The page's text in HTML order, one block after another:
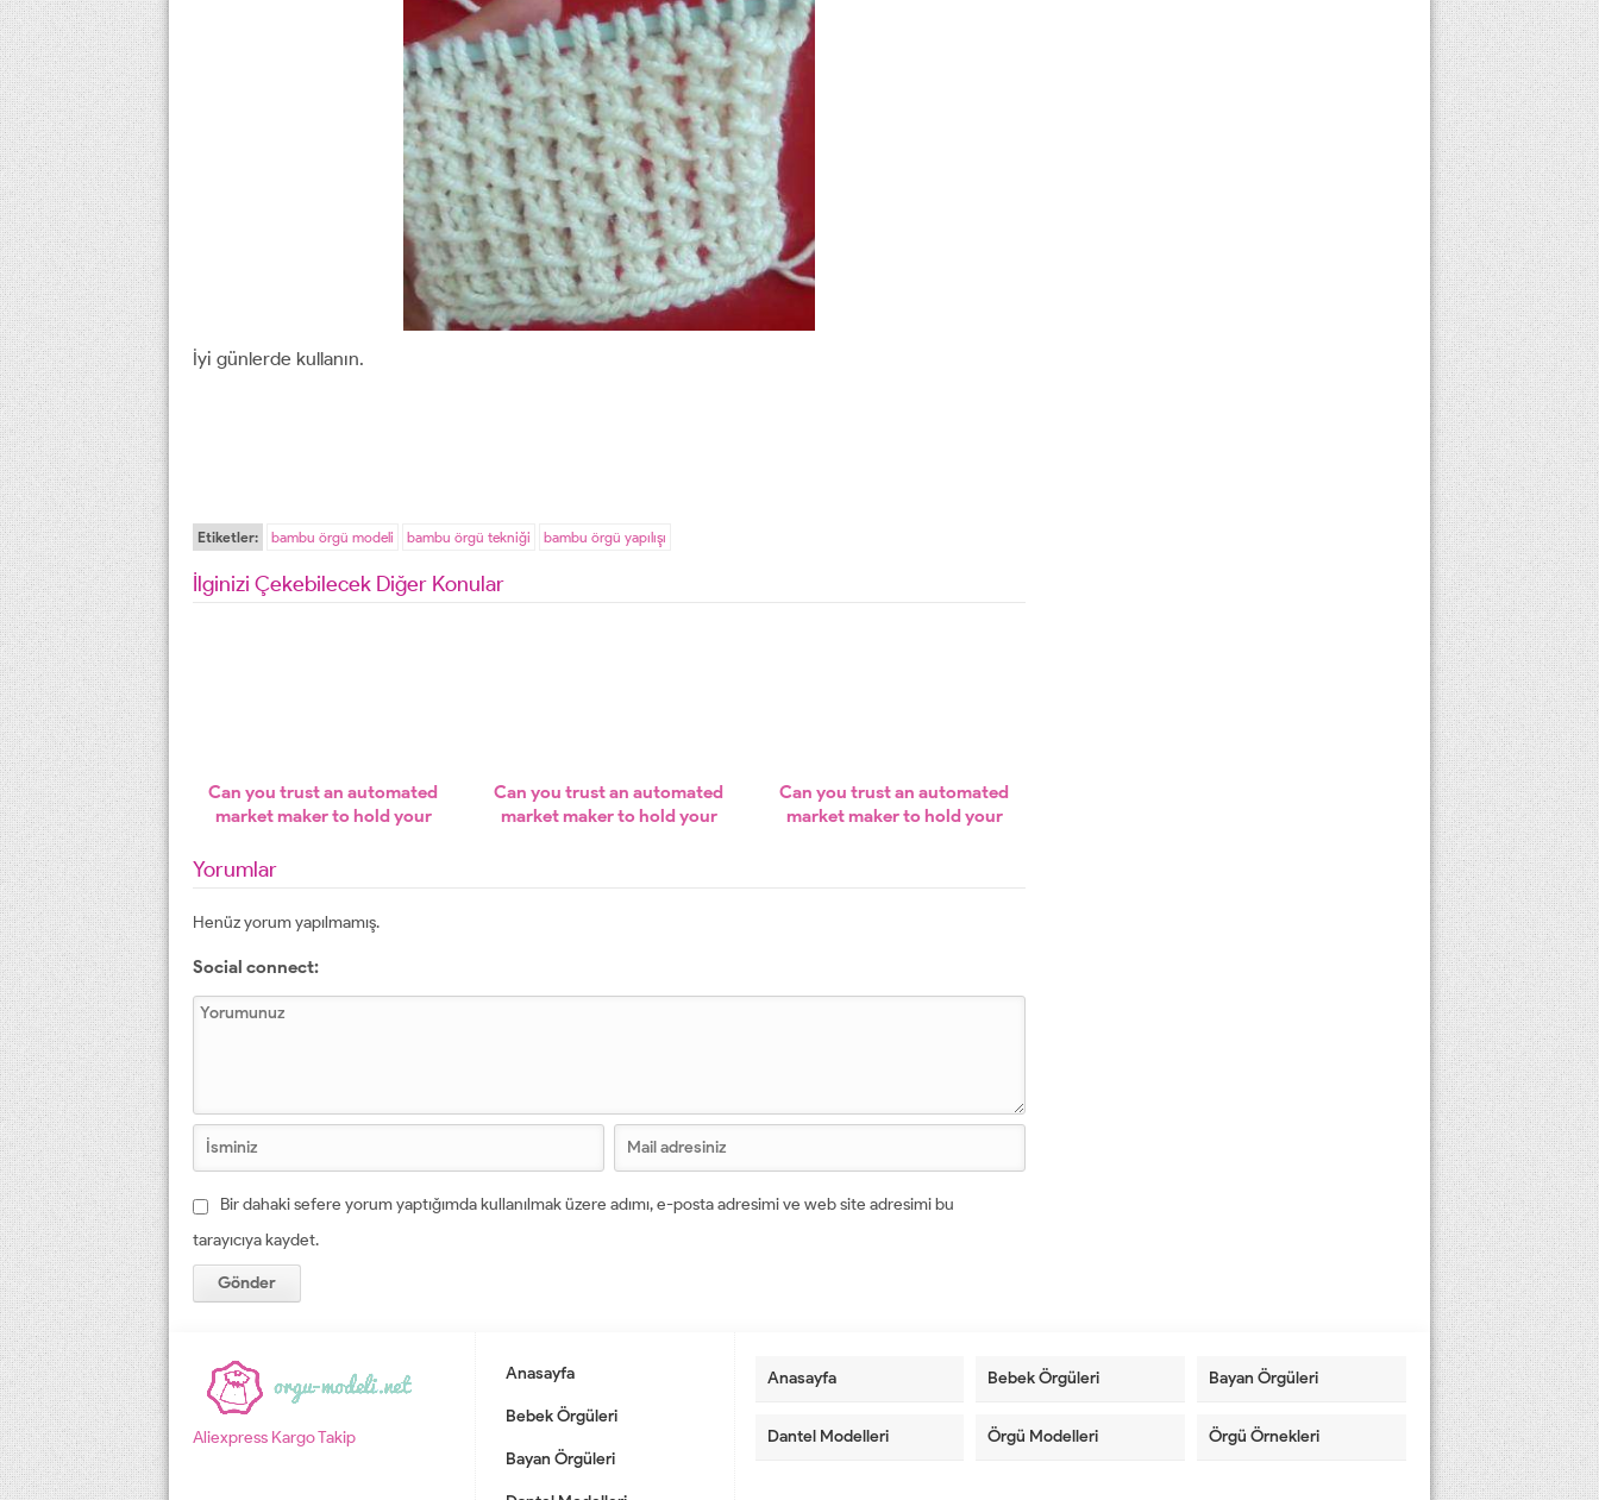
İyi günlerde kullanın.
Etiketler: bambu örgü modeli bambu örgü tekniği bambu örgü yapılışı
İlginizi Çekebilecek Diğer Konular
Can you trust an automated
market maker to hold your
Can you trust an automated
market maker to hold your
Can you trust an automated
market maker to hold your
Yorumlar
Henüz yorum yapılmamış.
Social connect:
Bir dahaki sefere yorum yaptığımda kullanılmak üzere adımı, e-posta adresimi ve web site adresimi bu
tarayıcıya kaydet.
Aliexpress Kargo Takip
Anasayfa
Bebek Örgüleri
Bayan Örgüleri
Anasayfa Bebek Örgüleri Bayan Örgüleri
Dantel Modelleri Örgü Modelleri Örgü Örnekleri